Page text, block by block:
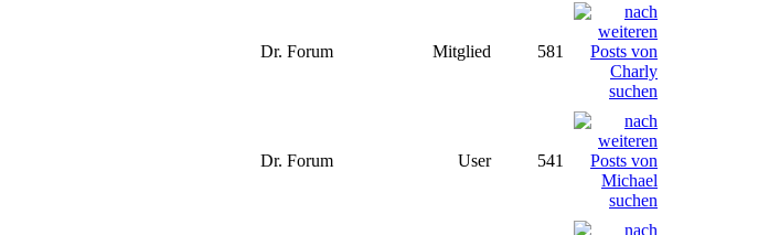
Dr. Forum Mitglied 581
Dr. Forum User 541